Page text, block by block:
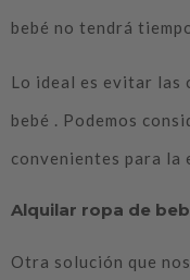
bebé no tendrá
Lo ideal es evitar las
bebé . Podemos
convenientes para la
Alquilar ropa de
Otra solución que